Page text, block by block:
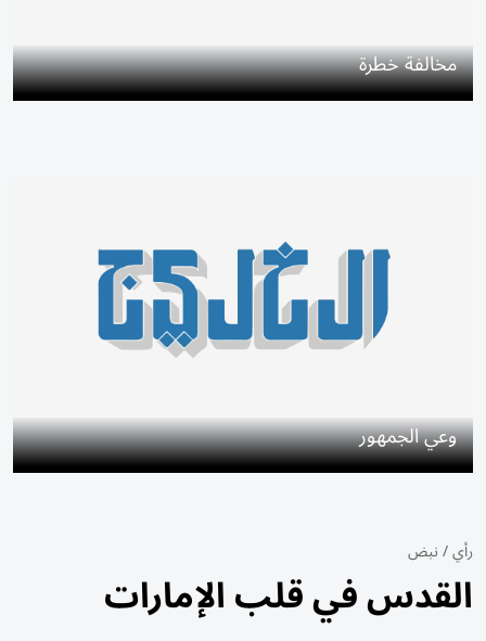
مخالفة خطرة
وعي الجمهور
رأي/نبض
القدس في قلب الإمارات